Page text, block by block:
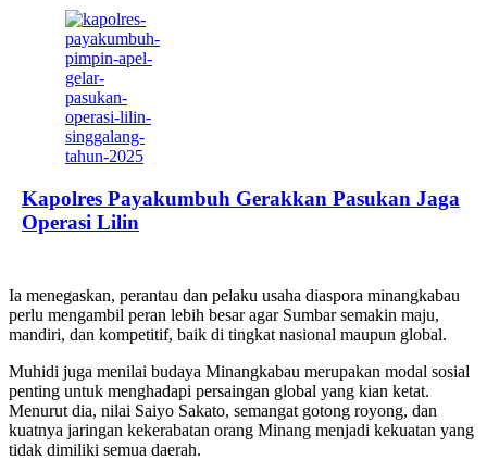
Kapolres Payakumbuh Gerakkan Pasukan Jaga
Operasi Lilin
Ia menegaskan, perantau dan pelaku usaha diaspora minangkabau
perlu mengambil peran lebih besar agar Sumbar semakin maju,
mandiri, dan kompetitif, baik di tingkat nasional maupun global.
Muhidi juga menilai budaya Minangkabau merupakan modal sosial
penting untuk menghadapi persaingan global yang kian ketat.
Menurut dia, nilai Saiyo Sakato, semangat gotong royong, dan
kuatnya jaringan kekerabatan orang Minang menjadi kekuatan yang
tidak dimiliki semua daerah.